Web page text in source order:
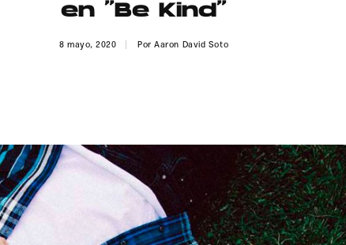
en “Be Kind”
8 mayo, 2020 PorAaron David Soto